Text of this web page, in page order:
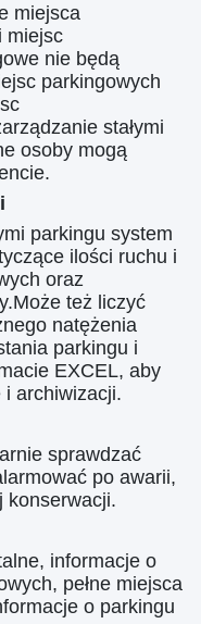
miejsca
miejsc
nie będą
parkingowych
stałymi
osoby mogą
parkingu system
ilości ruchu i
oraz
też liczyć
natężenia
parkingu i
EXCEL, aby
archiwizacji.
sprawdzać
po awarii,
konserwacji.
informacje o
pełne miejsca
o parkingu